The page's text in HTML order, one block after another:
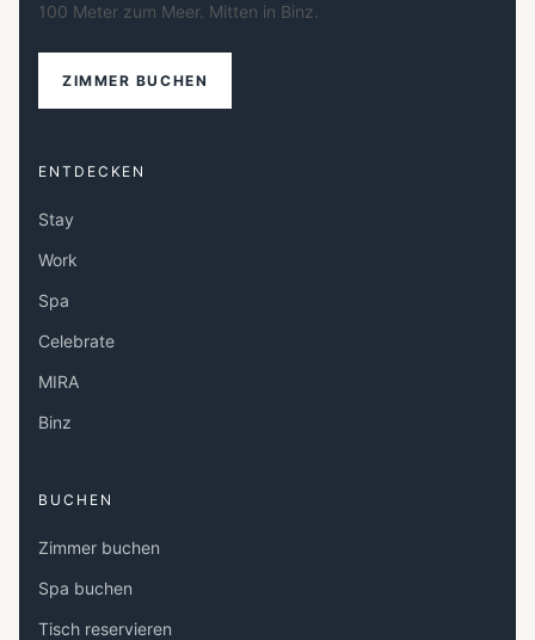
100 Meter zum Meer. Mitten in Binz.
ZIMMER BUCHEN
ENTDECKEN
Stay
Work
Spa
Celebrate
MIRA
Binz
BUCHEN
Zimmer buchen
Spa buchen
Tisch reservieren